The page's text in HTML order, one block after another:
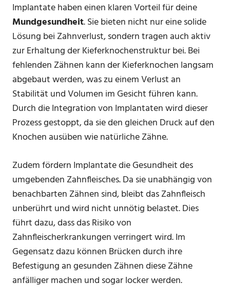
Implantate haben einen klaren Vorteil für deine
Mundgesundheit. Sie bieten nicht nur eine solide
Lösung bei Zahnverlust, sondern tragen auch aktiv
zur Erhaltung der Kieferknochenstruktur bei. Bei
fehlenden Zähnen kann der Kieferknochen langsam
abgebaut werden, was zu einem Verlust an
Stabilität und Volumen im Gesicht führen kann.
Durch die Integration von Implantaten wird dieser
Prozess gestoppt, da sie den gleichen Druck auf den
Knochen ausüben wie natürliche Zähne.
Zudem fördern Implantate die Gesundheit des
umgebenden Zahnfleisches. Da sie unabhängig von
benachbarten Zähnen sind, bleibt das Zahnfleisch
unberührt und wird nicht unnötig belastet. Dies
führt dazu, dass das Risiko von
Zahnfleischerkrankungen verringert wird. Im
Gegensatz dazu können Brücken durch ihre
Befestigung an gesunden Zähnen diese Zähne
anfälliger machen und sogar locker werden.